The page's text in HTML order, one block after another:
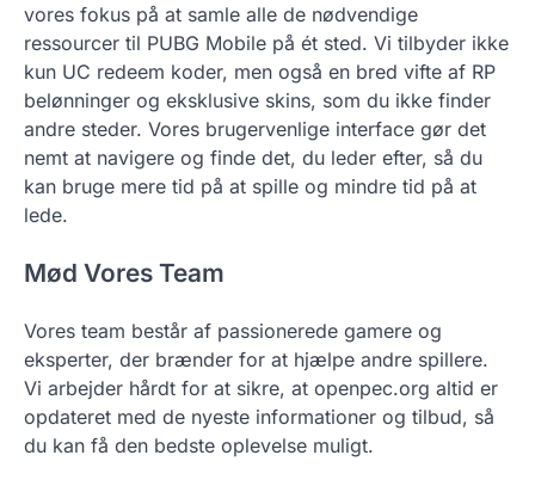
vores fokus på at samle alle de nødvendige
ressourcer til PUBG Mobile på ét sted. Vi tilbyder ikke
kun UC redeem koder, men også en bred vifte af RP
belønninger og eksklusive skins, som du ikke finder
andre steder. Vores brugervenlige interface gør det
nemt at navigere og finde det, du leder efter, så du
kan bruge mere tid på at spille og mindre tid på at
lede.
Mød Vores Team
Vores team består af passionerede gamere og
eksperter, der brænder for at hjælpe andre spillere.
Vi arbejder hårdt for at sikre, at openpec.org altid er
opdateret med de nyeste informationer og tilbud, så
du kan få den bedste oplevelse muligt.